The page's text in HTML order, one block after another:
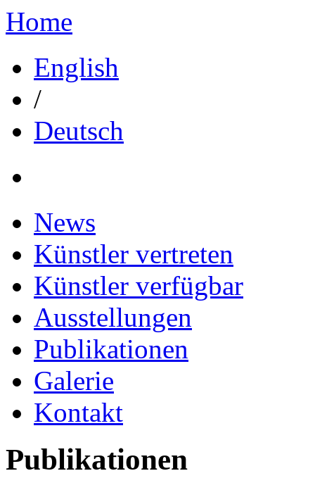
Home
English
/
Deutsch
News
Künstler vertreten
Künstler verfügbar
Ausstellungen
Publikationen
Galerie
Kontakt
Publikationen